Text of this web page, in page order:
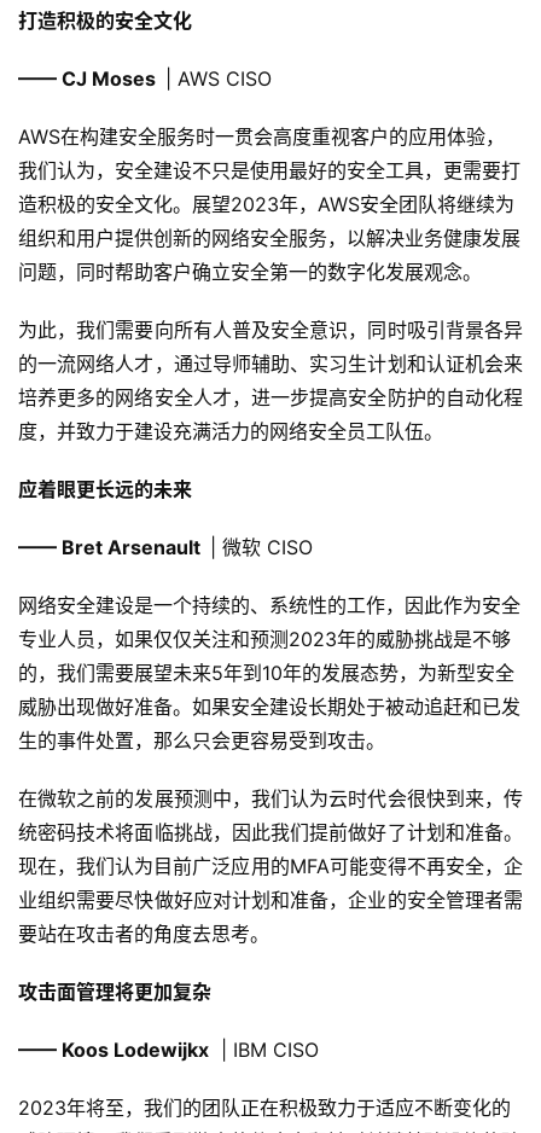
打造积极的安全文化
—— CJ Moses | AWS CISO
AWS在构建安全服务时一贯会高度重视客户的应用体验，
我们认为，安全建设不只是使用最好的安全工具，更需要打
造积极的安全文化。展望2023年，AWS安全团队将继续为
组织和用户提供创新的网络安全服务，以解决业务健康发展
问题，同时帮助客户确立安全第一的数字化发展观念。
为此，我们需要向所有人普及安全意识，同时吸引背景各异
的一流网络人才，通过导师辅助、实习生计划和认证机会来
培养更多的网络安全人才，进一步提高安全防护的自动化程
度，并致力于建设充满活力的网络安全员工队伍。
应着眼更长远的未来
—— Bret Arsenault | 微软 CISO
网络安全建设是一个持续的、系统性的工作，因此作为安全
专业人员，如果仅仅关注和预测2023年的威胁挑战是不够
的，我们需要展望未来5年到10年的发展态势，为新型安全
威胁出现做好准备。如果安全建设长期处于被动追赶和已发
生的事件处置，那么只会更容易受到攻击。
在微软之前的发展预测中，我们认为云时代会很快到来，传
统密码技术将面临挑战，因此我们提前做好了计划和准备。
现在，我们认为目前广泛应用的MFA可能变得不再安全，企
业组织需要尽快做好应对计划和准备，企业的安全管理者需
要站在攻击者的角度去思考。
攻击面管理将更加复杂
—— Koos Lodewijkx | IBM CISO
2023年将至，我们的团队正在积极致力于适应不断变化的